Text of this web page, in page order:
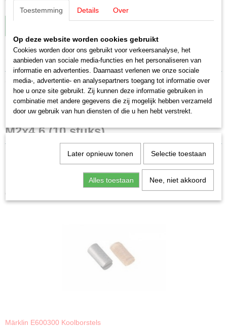
Specificaties
Productcode leverancier
E750020
Schaal
H0 (1:87)
Nieuw
Omschrijving
Märklin E750020 Cylinderschroef
M2x4,6 (10 stuks)
Märklin E600300 Koolborstels
Toestemming Details Over
Op deze website worden cookies gebruikt
Cookies worden door ons gebruikt voor verkeersanalyse, het
aanbieden van sociale media-functies en het personaliseren van
informatie en advertenties. Daarnaast verlenen we onze sociale
media-, advertentie- en analysepartners toegang tot informatie over
hoe u onze site gebruikt. Zij kunnen deze informatie gebruiken in
combinatie met andere gegevens die zij mogelijk hebben verzameld
door uw gebruik van hun diensten of die u hen hebt verstrekt.
Later opnieuw tonen Selectie toestaan
Alles toestaan Nee, niet akkoord